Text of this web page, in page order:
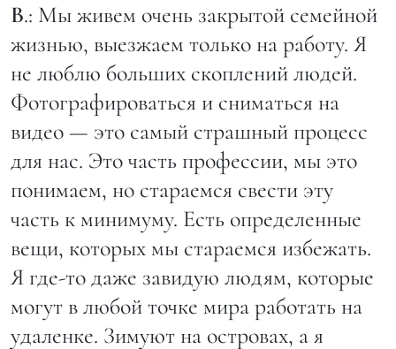
В.: Мы живем очень закрытой семейной
жизнью, выезжаем только на работу. Я
не люблю больших скоплений людей.
Фотографироваться и сниматься на
видео — это самый страшный процесс
для нас. Это часть профессии, мы это
понимаем, но стараемся свести эту
часть к минимуму. Есть определенные
вещи, которых мы стараемся избежать.
Я где-то даже завидую людям, которые
могут в любой точке мира работать на
удаленке. Зимуют на островах, а я